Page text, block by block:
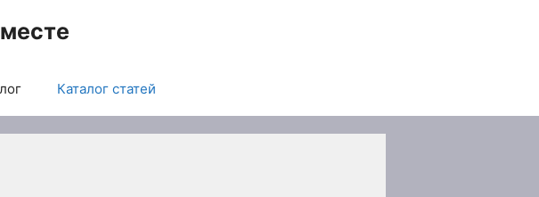
Каталог статей